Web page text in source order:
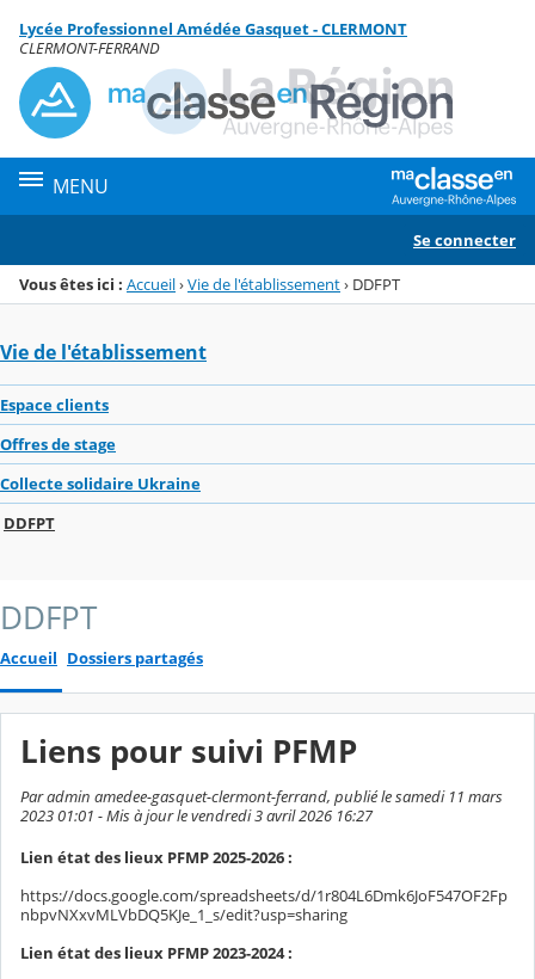
Menu de la rubrique
Contenu
Lycée Professionnel Amédée Gasquet - CLERMONT
CLERMONT-FERRAND
MENU
Se connecter
Vous êtes ici : Accueil›Vie de l'établissement› DDFPT
Vie de l'établissement
Espace clients
Offres de stage
Collecte solidaire Ukraine
DDFPT
DDFPT
Accueil Dossiers partagés
Liens pour suivi PFMP
Par admin amedee-gasquet-clermont-ferrand, publié le samedi 11 mars
2023 01:01 - Mis à jour le vendredi 3 avril 2026 16:27
Lien état des lieux PFMP 2025-2026 :
https://docs.google.com/spreadsheets/d/1r804L6Dmk6JoF547OF2Fp
nbpvNXxvMLVbDQ5KJe_1_s/edit?usp=sharing
Lien état des lieux PFMP 2023-2024 :